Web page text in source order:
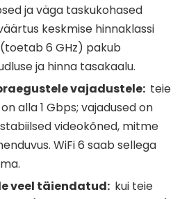
ja väga taskukohased
keskmise hinnaklassi
(toetab 6 GHz) pakub
ja hinna tasakaalu.
vajadustele: teie
alla 1 Gbps; vajadused on
videokõned, mitme
WiFi 6 saab sellega
veel täiendatud: kui teie